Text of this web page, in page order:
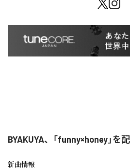
BYAKUYA、「funny×honey」を
新曲情報